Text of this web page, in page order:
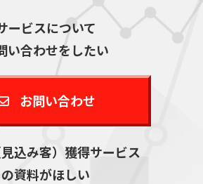
ービスについて
い合わせをしたい
お問い合わせ
込み客）獲得サービス
の資料がほしい